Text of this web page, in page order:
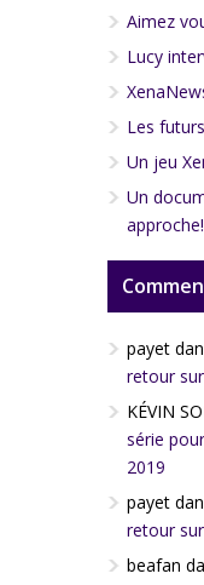
Aimez
Lucy
Les
Un jeu
Un
approche!
payet
retour
KÉVIN
série
2019
payet
retour
beafan